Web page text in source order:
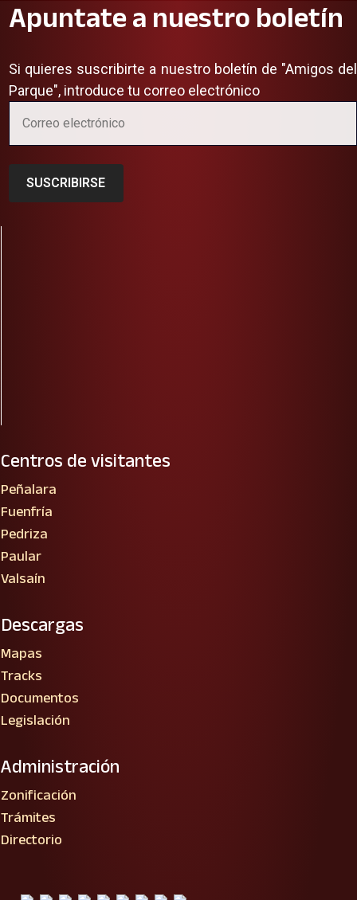
Apuntate a nuestro boletín
Si quieres suscribirte a nuestro boletín de "Amigos del
Parque", introduce tu correo electrónico
SUSCRIBIRSE
Centros de visitantes
Peñalara
Fuenfría
Pedriza
Paular
Valsaín
Descargas
Mapas
Tracks
Documentos
Legislación
Administración
Zonificación
Trámites
Directorio